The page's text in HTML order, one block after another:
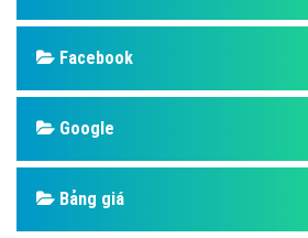
Facebook
Google
Bảng giá